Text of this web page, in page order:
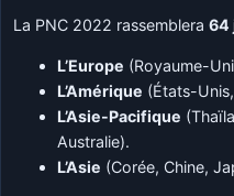
La PNC 2022 rassemblera64
L’Europe (Royaume-
L’Amérique (États-
L’Asie-Pacifique
Australie).
L’Asie (Corée, Chine,